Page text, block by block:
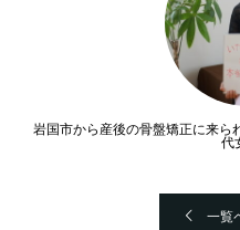
岩国市から産後の骨盤矯正に来ら
代
一覧